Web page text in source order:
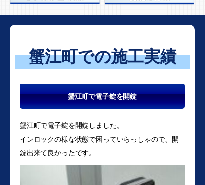
蟹江町での施工実績
蟹江町で電子錠を開錠
蟹江町で電子錠を開錠しました。
インロックの様な状態で困っていらっしゃので、開
錠出来て良かったです。